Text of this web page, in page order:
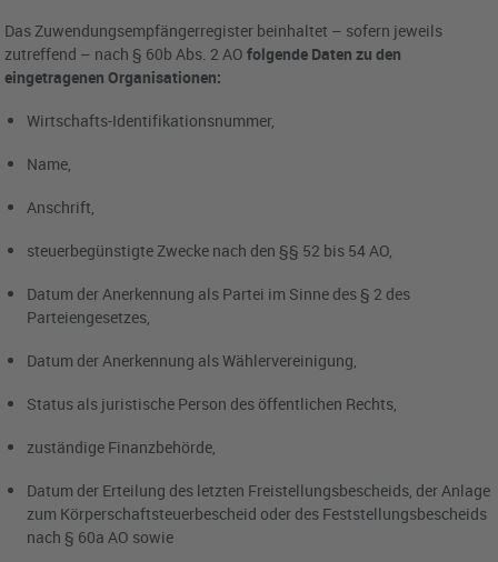
Das Zuwendungsempfängerregister beinhaltet – sofern jeweils
zutreffend – nach § 60b Abs. 2 AOfolgende Daten zu den
eingetragenen Organisationen:
Wirtschafts-Identifikationsnummer,
Name,
Anschrift,
steuerbegünstigte Zwecke nach den §§ 52 bis 54 AO,
Datum der Anerkennung als Partei im Sinne des § 2 des
Parteiengesetzes,
Datum der Anerkennung als Wählervereinigung,
Status als juristische Person des öffentlichen Rechts,
zuständige Finanzbehörde,
Datum der Erteilung des letzten Freistellungsbescheids, der Anlage
zum Körperschaftsteuerbescheid oder des Feststellungsbescheids
nach § 60a AO sowie